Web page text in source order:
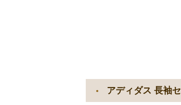
アディダス 長袖